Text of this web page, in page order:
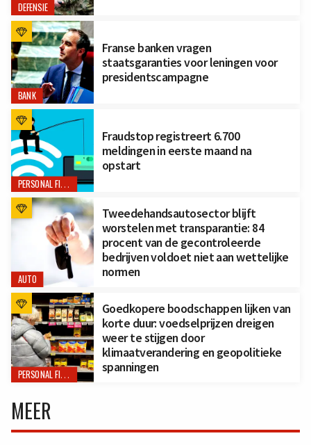
DEFENSIE
BANK
Franse banken vragen
staatsgaranties voor leningen voor
presidentscampagne
PERSONAL FINANCE
Fraudstop registreert 6.700
meldingen in eerste maand na
opstart
AUTO
Tweedehandsautosector blijft
worstelen met transparantie: 84
procent van de gecontroleerde
bedrijven voldoet niet aan wettelijke
normen
PERSONAL FINANCE
Goedkopere boodschappen lijken van
korte duur: voedselprijzen dreigen
weer te stijgen door
klimaatverandering en geopolitieke
spanningen
MEER